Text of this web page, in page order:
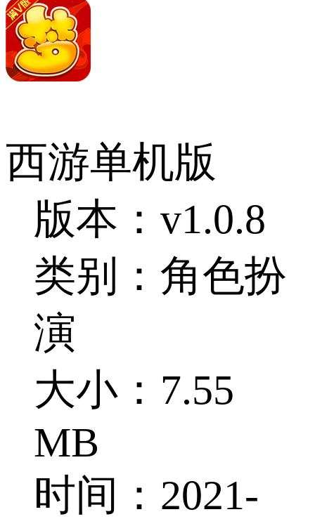
西游单机版
版本：v1.0.8
类别：角色扮
演
大小：7.55
MB
时间：2021-